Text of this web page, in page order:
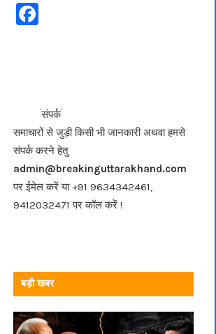
F
b
o
o
k
संपर्क
समाचारों से जुड़ी किसी भी जानकारी अथवा हमसे
संपर्क करने हेतु
admin@breakinguttarakhand.com
पर ईमेल करें या +91 9634342461,
9412032471 पर कॉल करें !
बड़ी खबर